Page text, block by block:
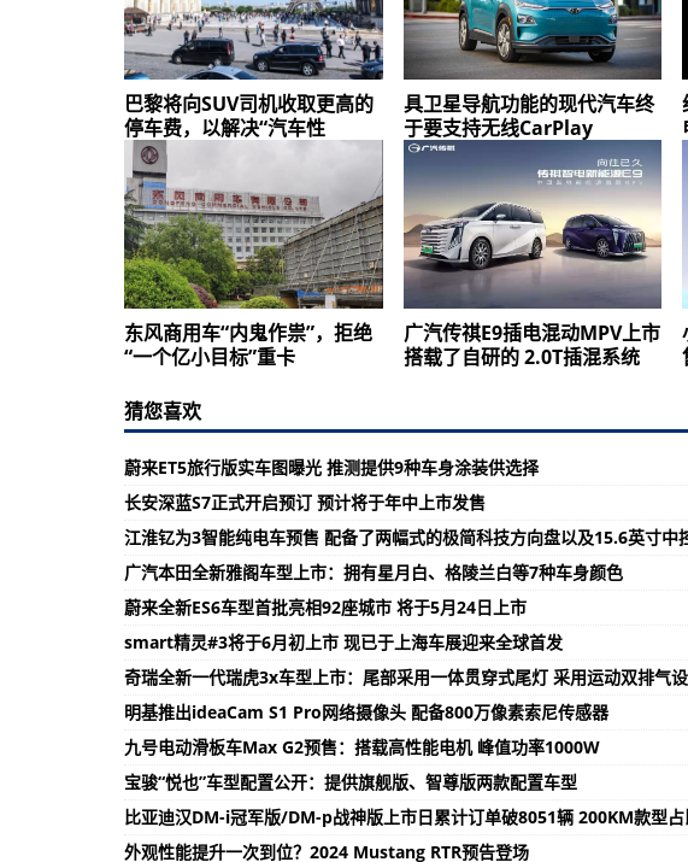
巴黎将向SUV司机收取更高的
停车费，以解决“汽车性
具卫星导航功能的现代汽车终
于要支持无线CarPlay
东风商用车“内鬼作祟”，拒绝
“一个亿小目标”重卡
广汽传祺E9插电混动MPV上市
搭载了自研的 2.0T插混系统
猜您喜欢
蔚来ET5旅行版实车图曝光 推测提供9种车身涂装供选择
长安深蓝S7正式开启预订 预计将于年中上市发售
江淮钇为3智能纯电车预售 配备了两幅式的极简科技方向盘以及15.6英寸中
广汽本田全新雅阁车型上市：拥有星月白、格陵兰白等7种车身颜色
蔚来全新ES6车型首批亮相92座城市 将于5月24日上市
smart精灵#3将于6月初上市 现已于上海车展迎来全球首发
奇瑞全新一代瑞虎3x车型上市：尾部采用一体贯穿式尾灯 采用运动双排气
明基推出ideaCam S1 Pro网络摄像头 配备800万像素索尼传感器
九号电动滑板车Max G2预售：搭载高性能电机 峰值功率1000W
宝骏“悦也”车型配置公开：提供旗舰版、智尊版两款配置车型
比亚迪汉DM-i冠军版/DM-p战神版上市日累计订单破8051辆 200KM款型
外观性能提升一次到位？2024 Mustang RTR预告登场